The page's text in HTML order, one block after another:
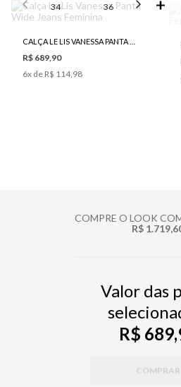
34 36 38
R$ 689,90
6x de R$ 114,98
COMPRE O LOOK
R$
Valor das
R$
COMPRAR